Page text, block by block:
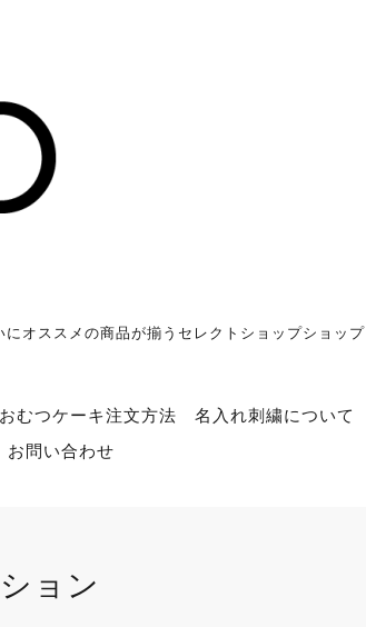
オススメの商品が揃うセレクトショップショップ
おむつケーキ注文方法 名入れ刺繍について
お問い合わせ
ョン